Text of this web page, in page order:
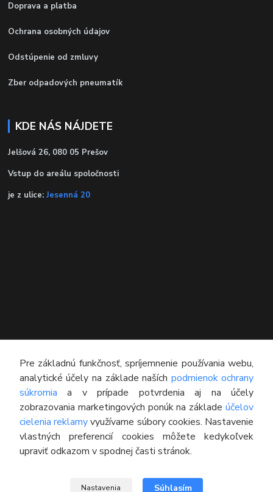
Doprava a platba
Ochrana osobných údajov
Odstúpenie od zmluvy
Zber odpadových pneumatík
KDE NÁS NÁJDETE
Jelšová 26, 080 05 Prešov
Vstup do areálu spoločnosti
je z ulice: Jesenná 20
KONTAKT
Technický poradca
0948 609 608
(Po-Pia, 8:00-16:30)
info@pneumatikyaprotektory.sk
Pre základnú funkčnosť, spríjemnenie používania webu,
analytické účely na základe naších podmienok ochrany
súkromia a v prípade potvrdenia aj na účely
zobrazovania marketingových ponúk na základeúčelov
cielenia reklamyvyužívame súbory cookies. Nastavenie
vlastných preferencií cookies môžete kedykoľvek
upraviť odkazom v spodnej časti stránok.
Nastavenia Súhlasím